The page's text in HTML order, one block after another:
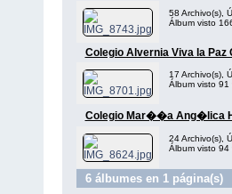
58 Archivo(s),
Álbum visto
Colegio Alvernia Viva la Paz
17 Archivo(s),
Álbum visto 91
Colegio Mar��a Ang�lica
24 Archivo(s),
Álbum visto 94
6 álbumes en 1 página(s)